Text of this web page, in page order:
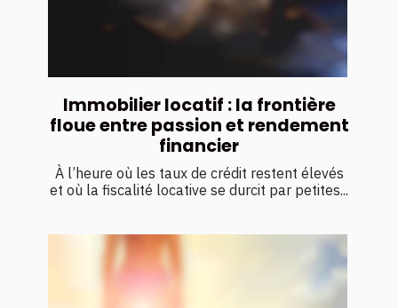
Immobilier locatif : la frontière
floue entre passion et rendement
financier
À l’heure où les taux de crédit restent élevés
et où la fiscalité locative se durcit par petites...